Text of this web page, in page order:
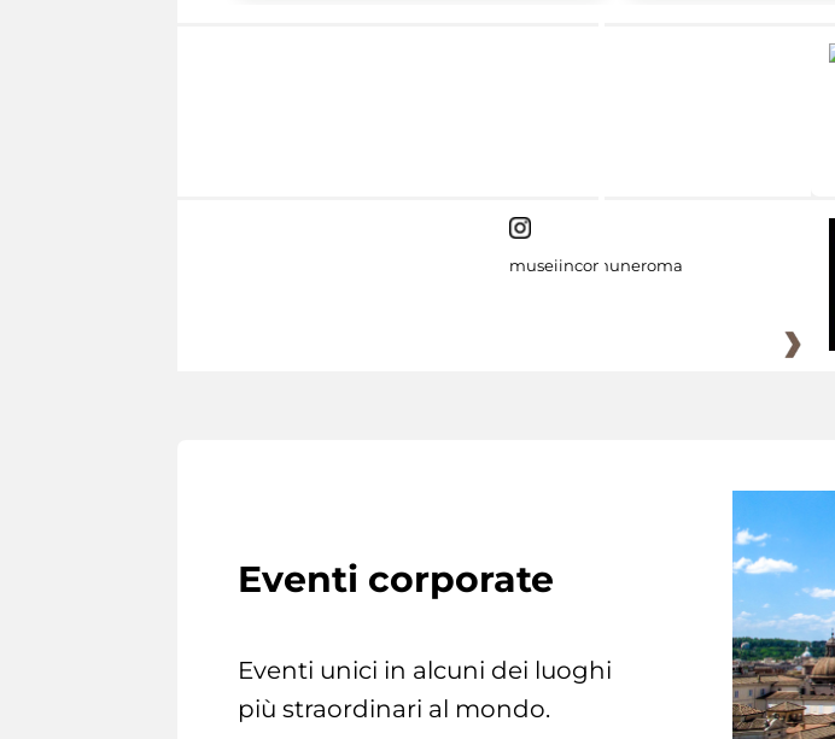
museiincomuneroma
Eventi corporate
Eventi unici in alcuni dei luoghi
più straordinari al mondo.